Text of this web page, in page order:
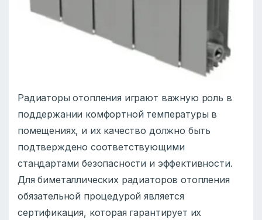
Радиаторы отопления играют важную роль в
поддержании комфортной температуры в
помещениях, и их качество должно быть
подтверждено соответствующими
стандартами безопасности и эффективности.
Для биметаллических радиаторов отопления
обязательной процедурой является
сертификация, которая гарантирует их